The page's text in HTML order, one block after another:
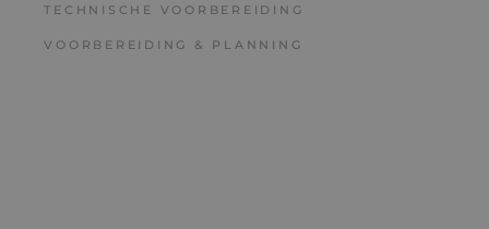
TECHNISCHE VOORBEREIDING
VOORBEREIDING & PLANNING